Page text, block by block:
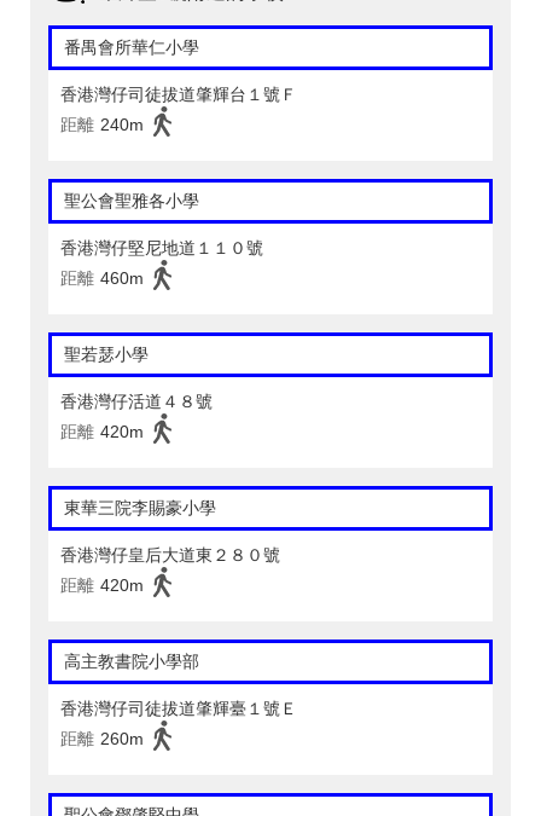
番禺會所華仁小學
香港灣仔司徒拔道肇輝台１號Ｆ
距離 240m
聖公會聖雅各小學
香港灣仔堅尼地道１１０號
距離 460m
聖若瑟小學
香港灣仔活道４８號
距離 420m
東華三院李賜豪小學
香港灣仔皇后大道東２８０號
距離 420m
高主教書院小學部
香港灣仔司徒拔道肇輝臺１號Ｅ
距離 260m